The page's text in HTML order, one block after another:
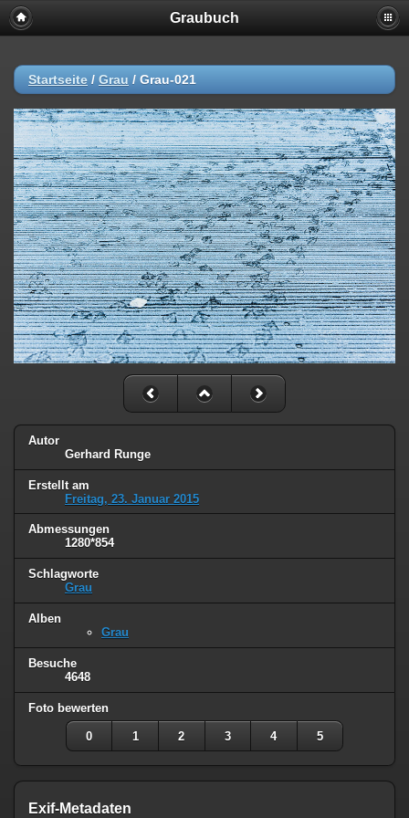
Graubuch
Startseite / Grau / Grau-021
Autor
Gerhard Runge
Erstellt am
Freitag, 23. Januar 2015
Abmessungen
1280*854
Schlagworte
Grau
Alben
Grau
Besuche
4648
Foto bewerten
0 1 2 3 4 5
Exif-Metadaten